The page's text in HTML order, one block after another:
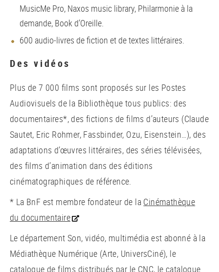
MusicMe Pro, Naxos music library, Philarmonie à la
demande, Book d’Oreille.
600 audio-livres de fiction et de textes littéraires.
Des vidéos
Plus de 7 000 films sont proposés sur les Postes
Audiovisuels de la Bibliothèque tous publics: des
documentaires*, des fictions de films d’auteurs (Claude
Sautet, Eric Rohmer, Fassbinder, Ozu, Eisenstein…), des
adaptations d’œuvres littéraires, des séries télévisées,
des films d’animation dans des éditions
cinématographiques de référence.
* La BnF est membre fondateur de la Cinémathèque
du documentaire
Le département Son, vidéo, multimédia est abonné à la
Médiathèque Numérique (Arte, UniversCiné), le
catalogue de films distribués par le CNC, le catalogue